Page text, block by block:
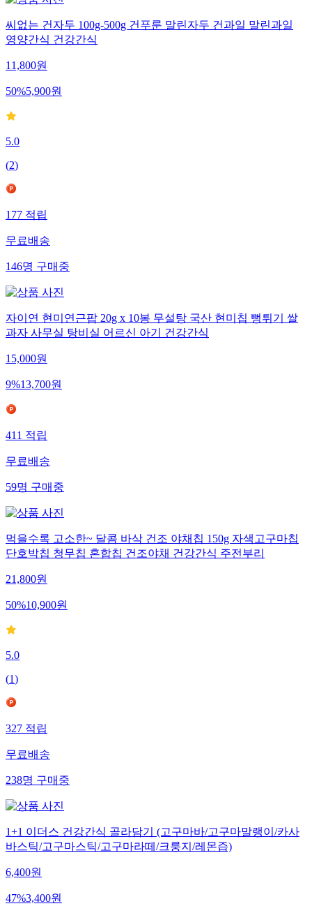
씨없는 건자두 100g-500g 건푸룬 말린자두 건과일 말린과일
영양간식 건강간식
11,800원
50%5,900원
5.0
(2)
177 적립
무료배송
146명 구매중
자이연 현미연근팝 20g x 10봉 무설탕 국산 현미칩 뻥튀기 쌀
과자 사무실 탕비실 어르신 아기 건강간식
15,000원
9%13,700원
411 적립
무료배송
59명 구매중
먹을수록 고소한~ 달콤 바삭 건조 야채칩 150g 자색고구마칩
단호박칩 청무칩 혼합칩 건조야채 건강간식 주전부리
21,800원
50%10,900원
5.0
(1)
327 적립
무료배송
238명 구매중
1+1 이더스 건강간식 골라담기 (고구마바/고구마말랭이/카사
바스틱/고구마스틱/고구마라떼/크룽지/레몬즙)
6,400원
47%3,400원